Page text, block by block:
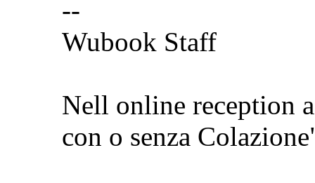
--
Wubook Staff
Nell online reception
con o senza